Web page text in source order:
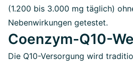
(1.200 bis 3.000 mg täglich)
Nebenwirkungen getestet.
Coenzym-Q10-
Die Q10-Versorgung wird